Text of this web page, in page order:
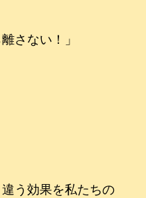
さない！」
う効果を私たちの